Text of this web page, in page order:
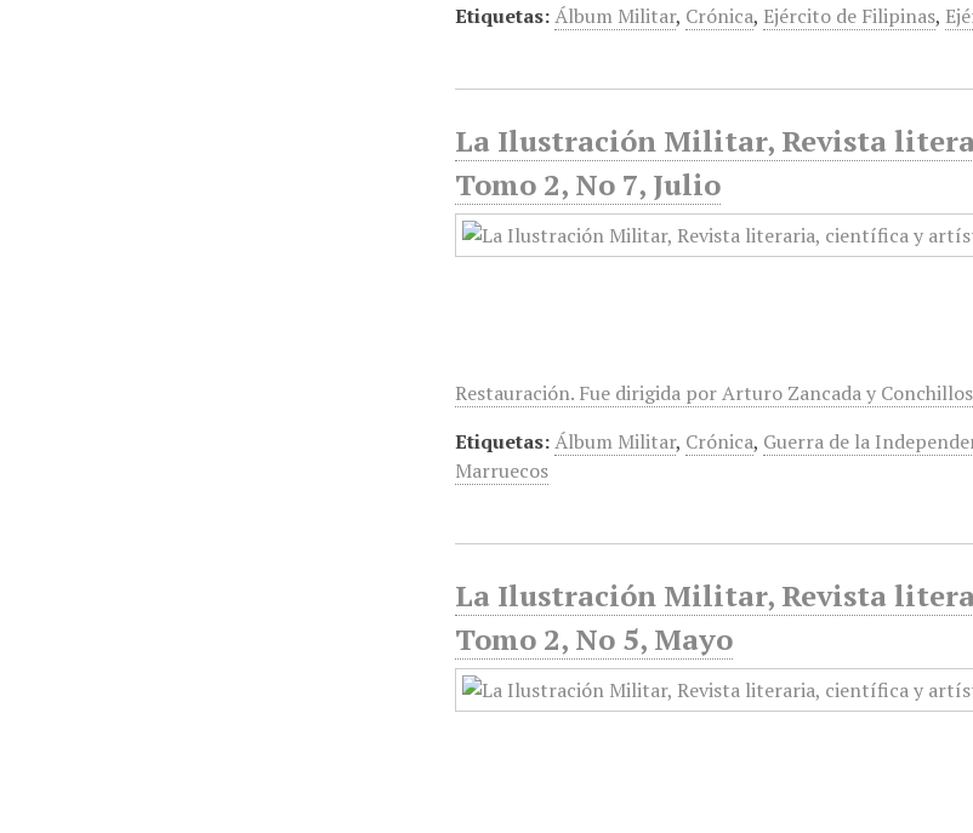
Etiquetas:Álbum Militar, Crónica, Ejército de Filipinas,
La Ilustración Militar, Revista
Tomo 2, No 7, Julio
Restauración. Fue dirigida por Arturo Zancada y
Etiquetas:Álbum Militar, Crónica, Guerra de la
Marruecos
La Ilustración Militar, Revista
Tomo 2, No 5, Mayo